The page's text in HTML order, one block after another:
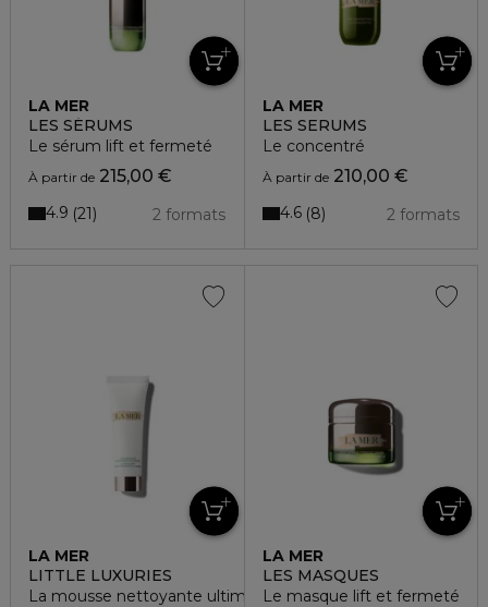
LA MER
LES SÉRUMS
Le sérum lift et fermeté
À partir de 215,00 €
2 formats
4.9 21
LA MER
LES SERUMS
Le concentré
À partir de210,00 €
2 formats
4.6 8
LA MER
LITTLE LUXURIES
La mousse nettoyante ultime
LA MER
LES MASQUES
Le masque lift et fermeté